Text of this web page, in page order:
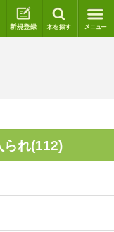
ログイン 新規登録
られ(112)